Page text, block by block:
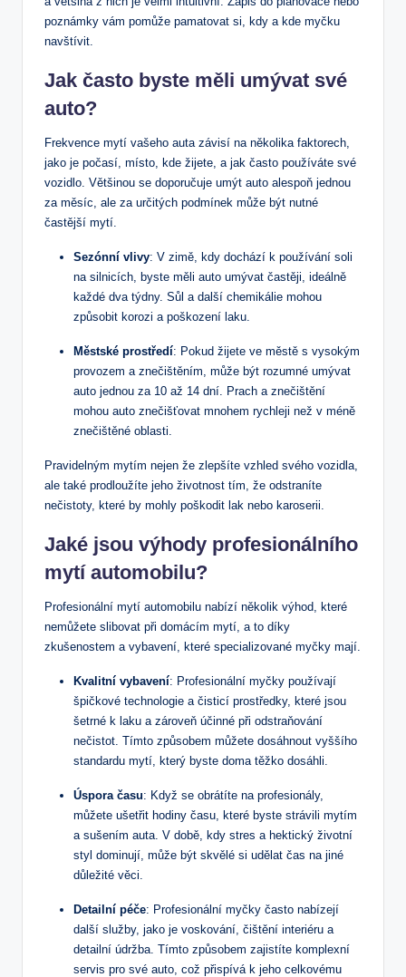
poznámky vám pomůže pamatovat si, kdy a kde myčku
navštívit.
Jak často byste měli umývat své
auto?
Frekvence mytí vašeho auta závisí na několika faktorech,
jako je počasí, místo, kde žijete, a jak často používáte své
vozidlo. Většinou se doporučuje umýt auto alespoň jednou
za měsíc, ale za určitých podmínek může být nutné
častější mytí.
Sezónní vlivy: V zimě, kdy dochází k používání soli
na silnicích, byste měli auto umývat častěji, ideálně
každé dva týdny. Sůl a další chemikálie mohou
způsobit korozi a poškození laku.
Městské prostředí: Pokud žijete ve městě s vysokým
provozem a znečištěním, může být rozumné umývat
auto jednou za 10 až 14 dní. Prach a znečištění
mohou auto znečišťovat mnohem rychleji než v méně
znečištěné oblasti.
Pravidelným mytím nejen že zlepšíte vzhled svého vozidla,
ale také prodloužíte jeho životnost tím, že odstraníte
nečistoty, které by mohly poškodit lak nebo karoserii.
Jaké jsou výhody profesionálního
mytí automobilu?
Profesionální mytí automobilu nabízí několik výhod, které
nemůžete slibovat při domácím mytí, a to díky
zkušenostem a vybavení, které specializované myčky mají.
Kvalitní vybavení: Profesionální myčky používají
špičkové technologie a čisticí prostředky, které jsou
šetrné k laku a zároveň účinné při odstraňování
nečistot. Tímto způsobem můžete dosáhnout vyššího
standardu mytí, který byste doma těžko dosáhli.
Úspora času: Když se obrátíte na profesionály,
můžete ušetřit hodiny času, které byste strávili mytím
a sušením auta. V době, kdy stres a hektický životní
styl dominují, může být skvělé si udělat čas na jiné
důležité věci.
Detailní péče: Profesionální myčky často nabízejí
další služby, jako je voskování, čištění interiéru a
detailní údržba. Tímto způsobem zajistíte komplexní
servis pro své auto, což přispívá k jeho celkovému